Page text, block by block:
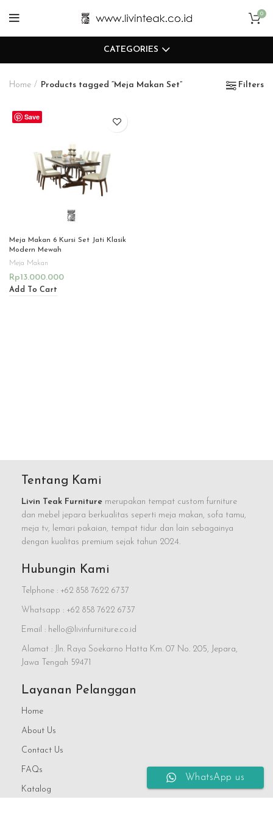
0
CATEGORIES
Home Products tagged “Meja Makan Set” Filters
Save
Meja Makan 6 Kursi Set Jati Klasik
Modern Mewah
Meja Makan
Rp13.000.000
Add To Cart
Tentang Kami
Livin Teak Furniture merupakan tempat custom furniture
dan mebel jepara berkualitas seperti meja makan, sofa tamu,
meja tv, lemari pakaian, tempat tidur dan lain sebagainya
dengan kualitas premium sejak tahun 2024.
Hubungin Kami
Telphone : +62 858 7622 6737
Whatsapp : +62 858 7622 6737
Email : hello@livinfurniture.co.id
Alamat : Jln. Raya Soekarno Hatta Km. 07 No. 205, Jepara,
Jawa Tengah 59471
Layanan Pelanggan
Home
About Us
Contact Us
FAQs
Katalog
WhatsApp us